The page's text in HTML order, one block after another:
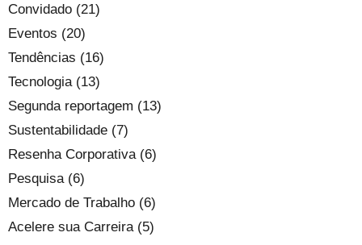
Convidado (21)
Eventos (20)
Tendências (16)
Tecnologia (13)
Segunda reportagem (13)
Sustentabilidade (7)
Resenha Corporativa (6)
Pesquisa (6)
Mercado de Trabalho (6)
Acelere sua Carreira (5)